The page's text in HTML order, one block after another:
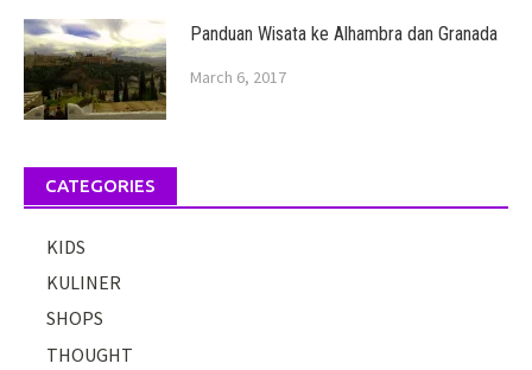
Panduan Wisata ke Alhambra dan Granada
March 6, 2017
CATEGORIES
KIDS
KULINER
SHOPS
THOUGHT